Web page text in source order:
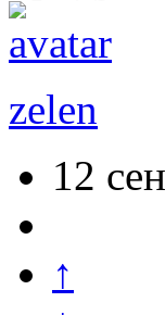
zelen
12
↑